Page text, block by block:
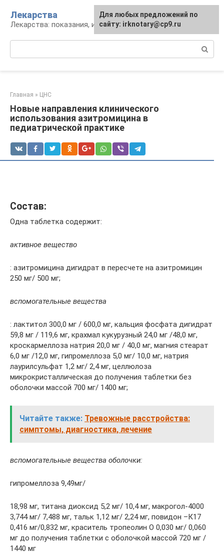
контенту
Лекарства
Лекарства: показания, инструкция, аналоги
Главная » ЦНС
Новые направления клинического
использования азитромицина в
педиатрической практике
Состав:
Одна таблетка содержит:
активное вещество
: азитромицина дигидрат в пересчете на азитромицин
250 мг/ 500 мг;
вспомогательные вещества
: лактитол 300,0 мг / 600,0 мг, кальция фосфата дигидрат
59,8 мг / 119,6 мг, крахмал кукурузный 24,0 мг /48,0 мг,
кроскармеллоза натрия 20,0 мг / 40,0 мг, магния стеарат
6,0 мг /12,0 мг, гипромеллоза 5,0 мг/ 10,0 мг, натрия
лаурилсульфат 1,2 мг/ 2,4 мг, целлюлоза
микрокристаллическая до получения таблетки без
оболочки массой 700 мг/ 1400 мг;
Читайте также: Тревожные расстройства:
симптомы, диагностика, лечение
вспомогательные вещества оболочки:
гипромеллоза 9,49мг/
18,98 мг, титана диоксид 5,2 мг/ 10,4 мг, макрогол-4000
3,744 мг/ 7,488 мг, тальк 1,12 мг/ 2,24 мг, повидон –К17
0,416 мг/0,832 мг, краситель тропеолин О 0,030 мг/ 0,060
мг до получения таблетки с оболочкой массой 720 мг /
1440 мг
Для любых предложений по
сайту: irknotary@cp9.ru